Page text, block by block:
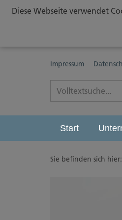
Diese Webseite verwendet
Impressum
Start
Sie befinden sich hier: